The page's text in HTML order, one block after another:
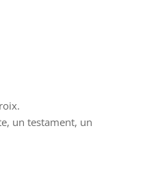
un testament, un